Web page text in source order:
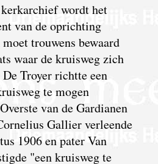
wordt het
van de oprichting
trouwens bewaard
waar de kruisweg zich
Troyer richtte een
te mogen
van de Gardianen
Gallier verleende
1906 en pater Van
"een kruisweg te